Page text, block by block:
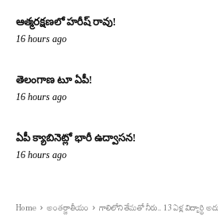
ఆత్మరక్షణలో హరీష్ రావు!
16 hours ago
తెలంగాణ టూ ఏపీ!
16 hours ago
ఏపీ క్యాబినెట్లో భారీ ఉద్వాసన!
16 hours ago